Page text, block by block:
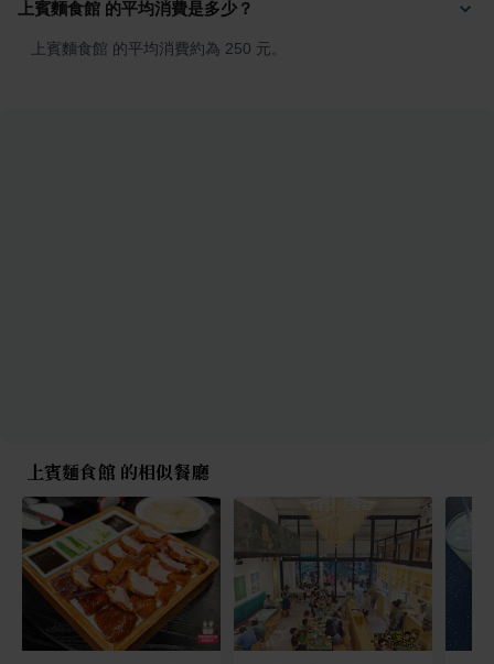
上賓麵食館 的平均消費是多少？
上賓麵食館 的平均消費約為 250 元。
上賓麵食館 的相似餐廳